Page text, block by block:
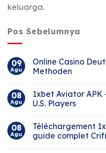
keluarga.
Pos Sebelumnya
09
Agu
Online Casino
Methoden
08
Agu
1xbet Aviator APK
U.S. Players
08
Agu
Téléchargement
guide complet